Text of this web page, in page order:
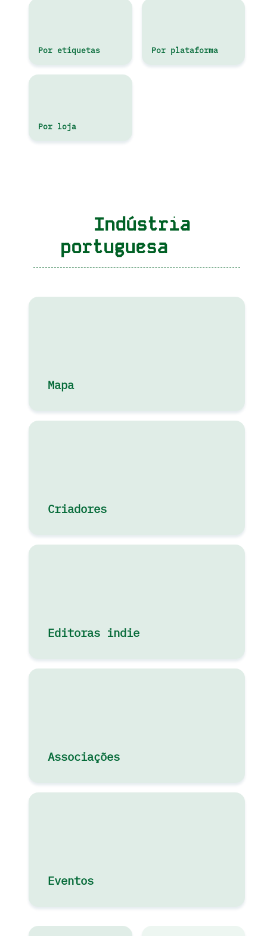
Por etiquetas Por plataforma
Por loja
Indústria
portuguesa
Mapa
Criadores
Editoras indie
Associações
Eventos